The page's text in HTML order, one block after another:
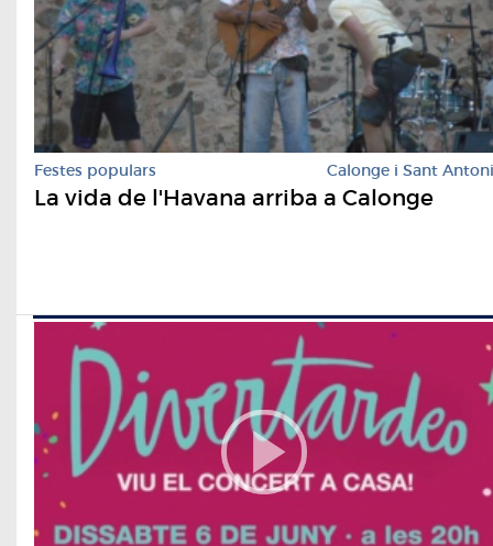
Festes populars Calonge i Sant Antoni
La vida de l'Havana arriba a Calonge